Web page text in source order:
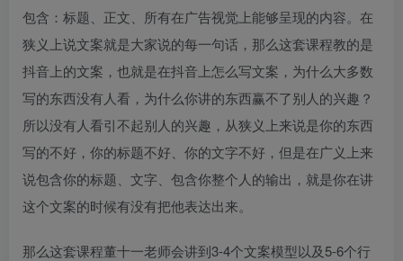
包含：标题、正文、所有在广告视觉上能够呈现的内容。在
狭义上说文案就是大家说的每一句话，那么这套课程教的是
抖音上的文案，也就是在抖音上怎么写文案，为什么大多数
写的东西没有人看，为什么你讲的东西赢不了别人的兴趣？
所以没有人看引不起别人的兴趣，从狭义上来说是你的东西
写的不好，你的标题不好、你的文字不好，但是在广义上来
说包含你的标题、文字、包含你整个人的输出，就是你在讲
这个文案的时候有没有把他表达出来。
那么这套课程董十一老师会讲到3-4个文案模型以及5-6个行